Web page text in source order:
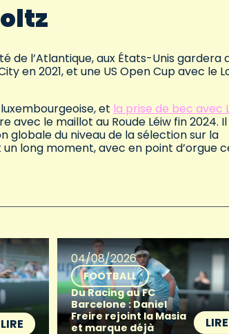
de l’Atlantique, aux États-Unis gardera
en 2021, et une US Open Cup avec le
et la prise de bec avec
avec le maillot au Roude Léiw fin 2024. Il
globale du niveau de la sélection sur la
long moment, avec en point d’orgue
LIRE
04/08/2026
FOOTBALL
Du Racing au FC
Barcelone : Daniel
Freire rejoint la Masia
et marque déjà
LIRE